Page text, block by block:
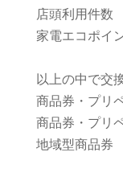
店頭利用件数
家電エコポイ
以上の中で交
商品券・プリ
商品券・プリ
地域型商品券